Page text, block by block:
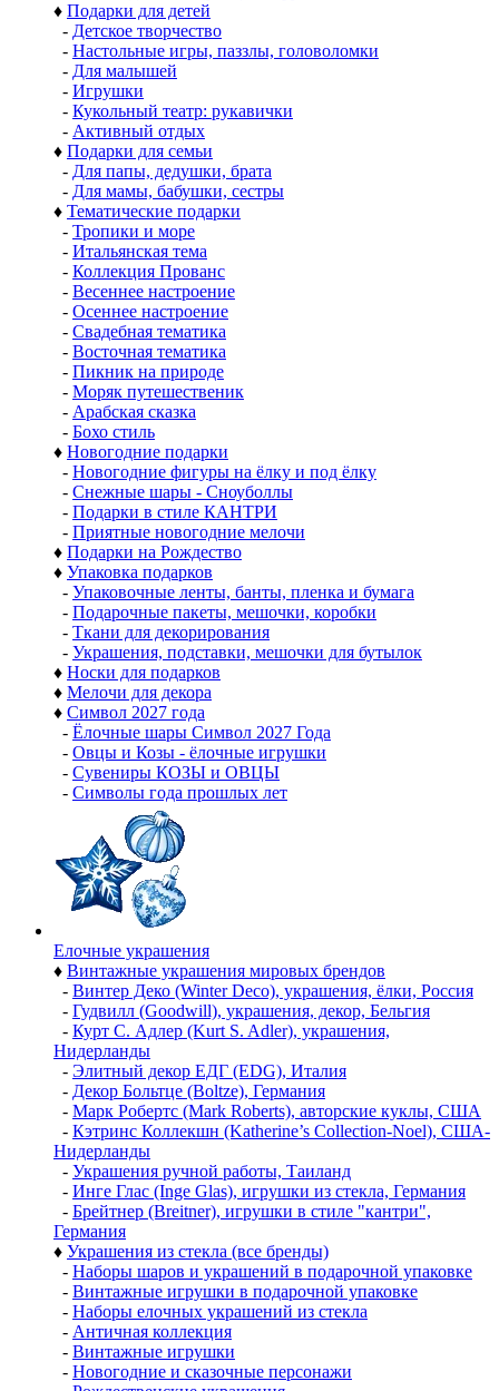
♦ Подарки для детей
- Детское творчество
- Настольные игры, паззлы, головоломки
- Для малышей
- Игрушки
- Кукольный театр: рукавички
- Активный отдых
♦ Подарки для семьи
- Для папы, дедушки, брата
- Для мамы, бабушки, сестры
♦ Тематические подарки
- Тропики и море
- Итальянская тема
- Коллекция Прованс
- Весеннее настроение
- Осеннее настроение
- Свадебная тематика
- Восточная тематика
- Пикник на природе
- Моряк путешественик
- Арабская сказка
- Бохо стиль
♦ Новогодние подарки
- Новогодние фигуры на ёлку и под ёлку
- Снежные шары - Сноуболлы
- Подарки в стиле КАНТРИ
- Приятные новогодние мелочи
♦ Подарки на Рождество
♦ Упаковка подарков
- Упаковочные ленты, банты, пленка и бумага
- Подарочные пакеты, мешочки, коробки
- Ткани для декорирования
- Украшения, подставки, мешочки для бутылок
♦ Носки для подарков
♦ Мелочи для декора
♦ Символ 2027 года
- Ёлочные шары Символ 2027 Года
- Овцы и Козы - ёлочные игрушки
- Сувениры КОЗЫ и ОВЦЫ
- Символы года прошлых лет
Елочные украшения
♦ Винтажные украшения мировых брендов
- Винтер Деко (Winter Deco), украшения, ёлки, Россия
- Гудвилл (Goodwill), украшения, декор, Бельгия
- Курт С. Адлер (Kurt S. Adler), украшения,
Нидерланды
- Элитный декор ЕДГ (EDG), Италия
- Декор Больтце (Boltze), Германия
- Марк Робертс (Mark Roberts), авторские куклы, США
- Кэтринс Коллекшн (Katherine’s Collection-Noel), США-
Нидерланды
- Украшения ручной работы, Таиланд
- Инге Глас (Inge Glas), игрушки из стекла, Германия
- Брейтнер (Breitner), игрушки в стиле "кантри",
Германия
♦ Украшения из стекла (все бренды)
- Наборы шаров и украшений в подарочной упаковке
- Винтажные игрушки в подарочной упаковке
- Наборы елочных украшений из стекла
- Античная коллекция
- Винтажные игрушки
- Новогодние и сказочные персонажи